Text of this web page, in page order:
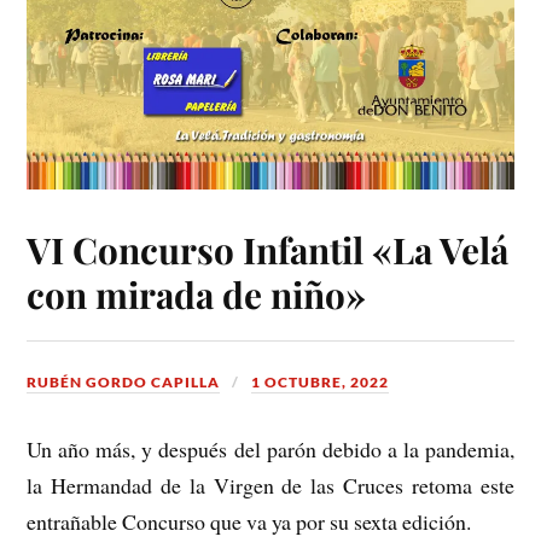
VI Concurso Infantil «La Velá
con mirada de niño»
RUBÉN GORDO CAPILLA 1 OCTUBRE, 2022
Un año más, y después del parón debido a la pandemia,
la Hermandad de la Virgen de las Cruces retoma este
entrañable Concurso que va ya por su sexta edición.